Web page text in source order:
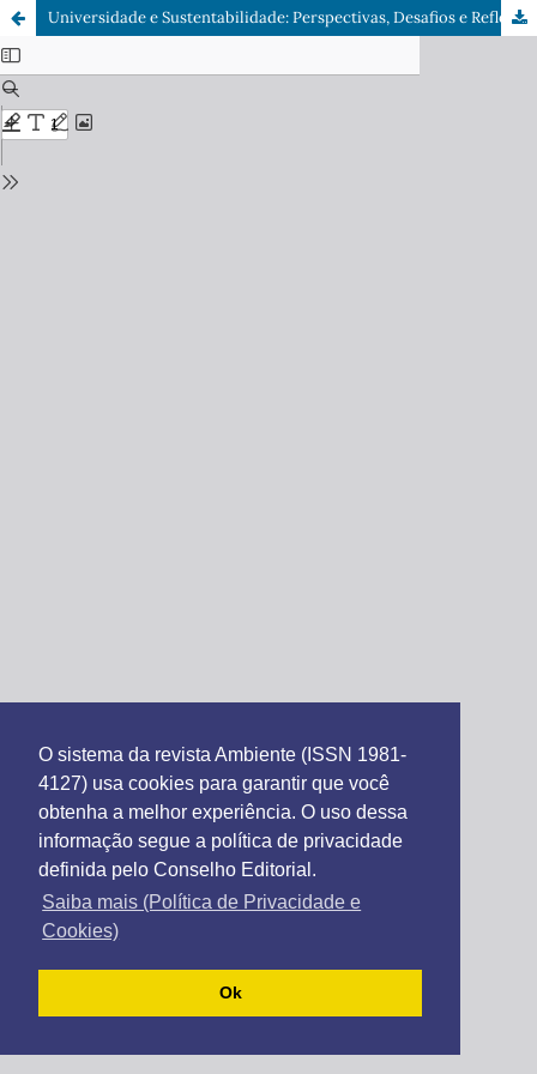
O sistema da revista Ambiente (ISSN 1981-
4127) usa cookies para garantir que você
obtenha a melhor experiência. O uso dessa
informação segue a política de privacidade
definida pelo Conselho Editorial.
Saiba mais (Política de Privacidade e
Cookies)
Ok
Universidade e Sustentabilidade: Perspectivas, Desafios e Reflexões sobre a Gestão de Resíduos Sólidos no Interior da Amazônia Legal